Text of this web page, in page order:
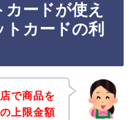
ードが使え
カードの利
で商品を
上限金額